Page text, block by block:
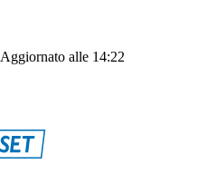
Aggiornato alle 14:22